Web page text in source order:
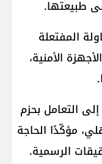
طبيعتها.
المفتعلة
الأمنية،
التعامل بحزم
مؤكّدًا الحاجة
الرسمية.